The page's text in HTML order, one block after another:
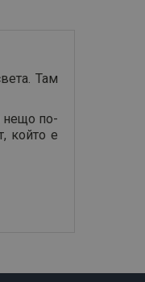
Там
нещо по-
който е